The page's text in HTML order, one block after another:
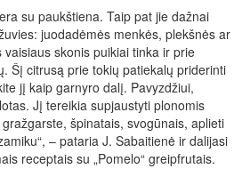
su paukštiena. Taip pat jie dažnai
juodadėmės menkės, plekšnės ar
skonis puikiai tinka ir prie
Šį citrusą prie tokių patiekalų priderinti
jį kaip garnyro dalį. Pavyzdžiui,
Jį tereikia supjaustyti plonomis
špinatais, svogūnais, aplieti
– pataria J. Sabaitienė ir dalijasi
receptais su „Pomelo“ greipfrutais.